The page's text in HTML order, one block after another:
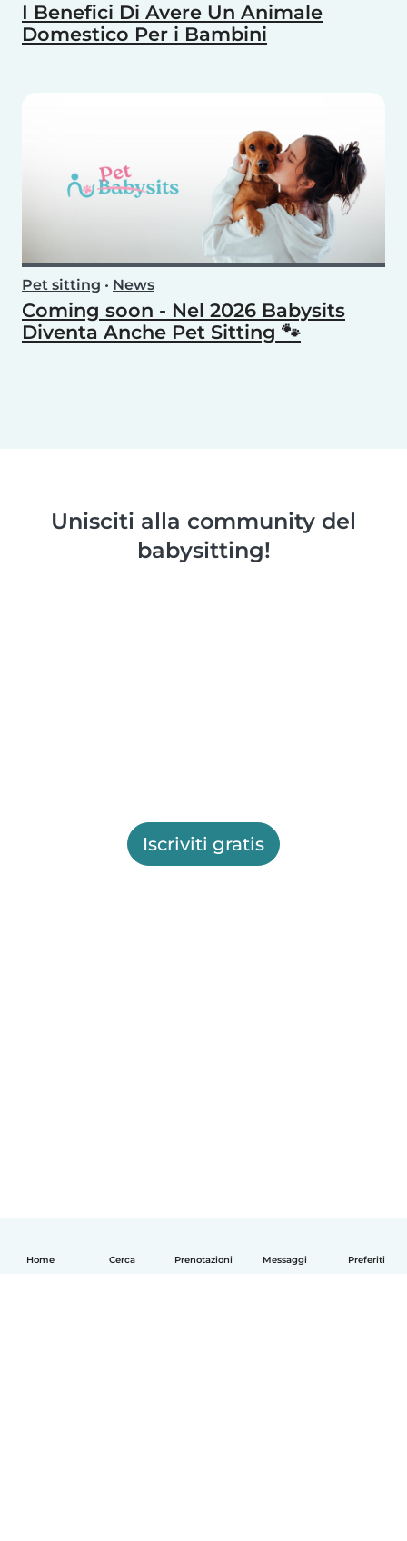
Home Cerca Prenotazioni Messaggi Preferiti
I Benefici Di Avere Un Animale
Domestico Per i Bambini
Pet sitting • News
Coming soon - Nel 2026 Babysits
Diventa Anche Pet Sitting 🐾
Unisciti alla community del
babysitting!
Iscriviti gratis